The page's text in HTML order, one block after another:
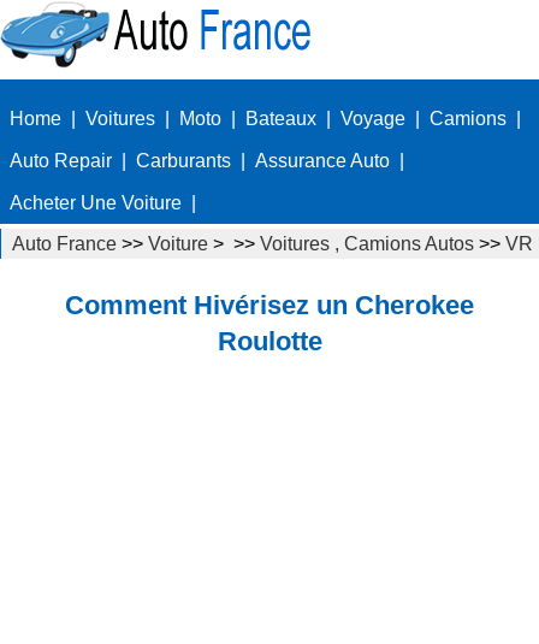
Home Voitures Moto Bateaux Voyage Camions
Auto Repair Carburants Assurance Auto
Acheter Une Voiture
Auto France >> Voiture > >> Voitures , Camions Autos >> VR
Comment Hivérisez un Cherokee
Roulotte